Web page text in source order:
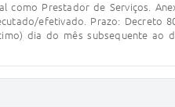
como Prestador de Serviços.
efetivado. Prazo: Decreto
dia do mês subsequente ao